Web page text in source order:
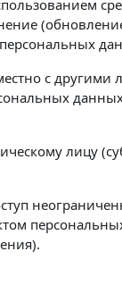
с
лицу